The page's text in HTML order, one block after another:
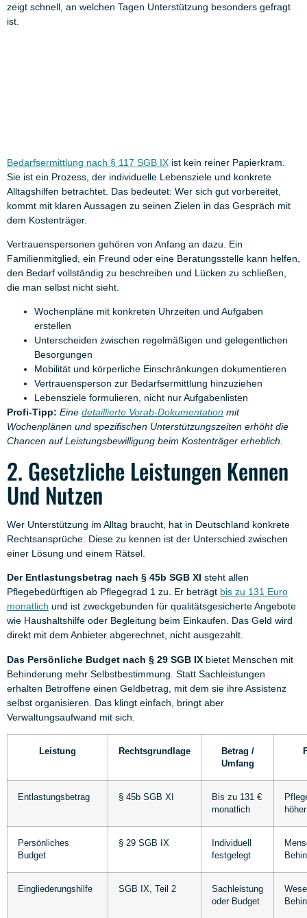
zeigt schnell, an welchen Tagen Unterstützung besonders gefragt
ist.
Bedarfsermittlung nach § 117 SGB IX ist kein reiner Papierkram.
Sie ist ein Prozess, der individuelle Lebensziele und konkrete
Alltagshilfen betrachtet. Das bedeutet: Wer sich gut vorbereitet,
kommt mit klaren Aussagen zu seinen Zielen in das Gespräch mit
dem Kostenträger.
Vertrauenspersonen gehören von Anfang an dazu. Ein
Familienmitglied, ein Freund oder eine Beratungsstelle kann helfen,
den Bedarf vollständig zu beschreiben und Lücken zu schließen,
die man selbst nicht sieht.
Wochenpläne mit konkreten Uhrzeiten und Aufgaben
erstellen
Unterscheiden zwischen regelmäßigen und gelegentlichen
Besorgungen
Mobilität und körperliche Einschränkungen dokumentieren
Vertrauensperson zur Bedarfsermittlung hinzuziehen
Lebensziele formulieren, nicht nur Aufgabenlisten
Profi-Tipp: Eine detaillierte Vorab-Dokumentation mit
Wochenplänen und spezifischen Unterstützungszeiten erhöht die
Chancen auf Leistungsbewilligung beim Kostenträger erheblich.
2. Gesetzliche Leistungen Kennen
Und Nutzen
Wer Unterstützung im Alltag braucht, hat in Deutschland konkrete
Rechtsansprüche. Diese zu kennen ist der Unterschied zwischen
einer Lösung und einem Rätsel.
Der Entlastungsbetrag nach § 45b SGB XI steht allen
Pflegebedürftigen ab Pflegegrad 1 zu. Er beträgt bis zu 131 Euro
monatlich und ist zweckgebunden für qualitätsgesicherte Angebote
wie Haushaltshilfe oder Begleitung beim Einkaufen. Das Geld wird
direkt mit dem Anbieter abgerechnet, nicht ausgezahlt.
Das Persönliche Budget nach § 29 SGB IX bietet Menschen mit
Behinderung mehr Selbstbestimmung. Statt Sachleistungen
erhalten Betroffene einen Geldbetrag, mit dem sie ihre Assistenz
selbst organisieren. Das klingt einfach, bringt aber
Verwaltungsaufwand mit sich.
Leistung Rechtsgrundlage
Betrag /
Umfang
Entlastungsbetrag § 45b SGB XI
Bis zu 131 €
monatlich
höher
Persönliches
Budget
§ 29 SGB IX
Individuell
festgelegt
Eingliederungshilfe SGB IX, Teil 2
Sachleistung
oder Budget